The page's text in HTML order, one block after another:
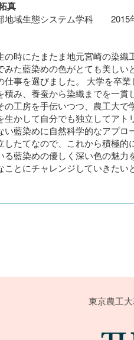
真
地域生態システム学科 2015
の時にたまたま地元宮崎の染織
みた藍染めの色がとても美しい
仕事を選びました。 大学を卒
積み、養蚕から染織までを一貫
の工房を手伝いつつ、農工大で
生かして自分でも独立してアト
い藍染めに自然科学的なアプロ
したてなので、これから積極的
る藍染めの優しく深い色の魅力
ことにチャレンジしていきたい
東京農工